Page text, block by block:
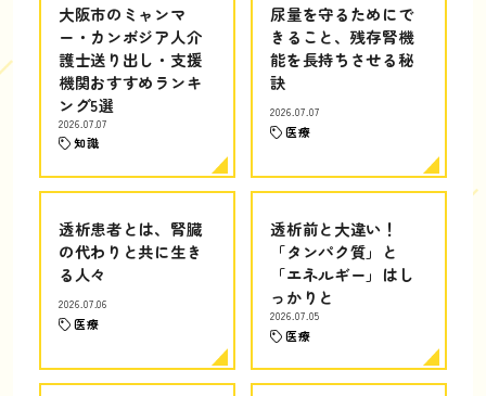
大阪市のミャンマ
ー・カンボジア人介
護士送り出し・支援
機関おすすめランキ
ング5選
2026.07.07
知識
尿量を守るためにで
きること、残存腎機
能を長持ちさせる秘
訣
2026.07.07
医療
透析患者とは、腎臓
の代わりと共に生き
る人々
2026.07.06
医療
透析前と大違い！
「タンパク質」と
「エネルギー」はし
っかりと
2026.07.05
医療